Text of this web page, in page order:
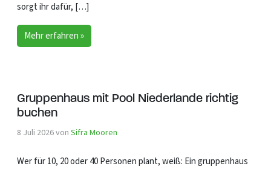
sorgt ihr dafür, […]
Mehr erfahren »
Gruppenhaus mit Pool Niederlande richtig
buchen
8 Juli 2026von Sifra Mooren
Wer für 10, 20 oder 40 Personen plant, weiß: Ein gruppenhaus